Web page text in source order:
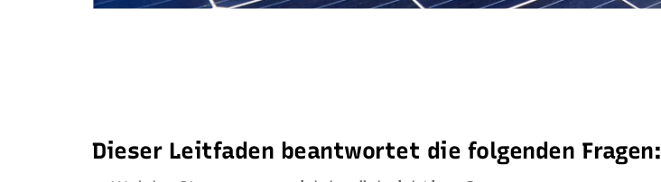
Dieser Leitfaden beantwortet die folgenden Fragen: